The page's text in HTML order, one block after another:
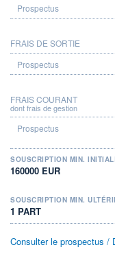
FRAIS DE SORTIE
FRAIS COURANT
dont frais de gestion
SOUSCRIPTION MIN.
160000 EUR
SOUSCRIPTION MIN.
1 PART
Consulter le prospectus /